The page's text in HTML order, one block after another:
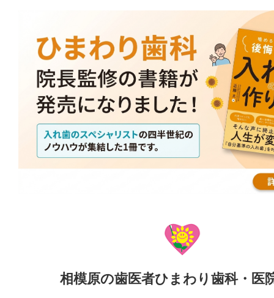
相模原の歯医者ひまわり歯科・医